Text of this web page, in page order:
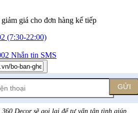
giá cho đơn hàng kế tiếp
(7:30-22:00)
Nhắn tin SMS
GỬI
Decor sẽ gọi lại để tư vấn tận tình giúp